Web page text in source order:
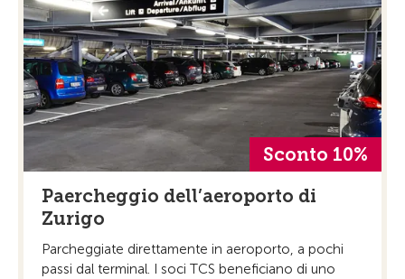
Sconto 10%
Paercheggio dell’aeroporto di
Zurigo
Parcheggiate direttamente in aeroporto, a pochi
passi dal terminal. I soci TCS beneficiano di uno